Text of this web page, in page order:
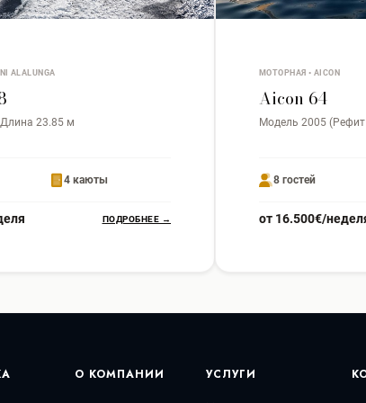
ALALUNGA
23.85 м
4 каюты
ПОДРОБНЕЕ →
МОТОРНАЯ • AICON
Aicon 64
Модель 2005
8 гостей
от 16.500€/
О КОМПАНИИ УСЛУГИ